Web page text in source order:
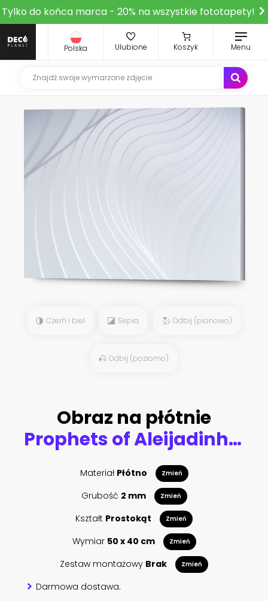
Tylko do końca marca - 20% na wszystkie fototapety!
Polska Ulubione Koszyk Menu
Czerń i biel Sepia Odbij (pionowo)
Odbij (poziomo)
Obraz na płótnie
Prophets of Aleijadinho - Congonhas - Minas Gerais - Brazil
Materiał Płótno Zmień
Grubość 2 mm Zmień
Kształt Prostokąt Zmień
Wymiar 50 x 40 cm Zmień
Zestaw montażowy Brak Zmień
Darmowa dostawa.